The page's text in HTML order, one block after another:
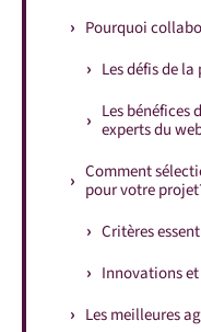
Pourquoi
Les défis de
Les bénéfices
experts du
Comment
pour votre
Critères
Innovations
Les meilleures